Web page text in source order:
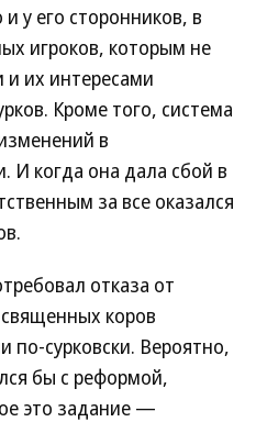
у его сторонников, в
игроков, которым не
и их интересами
Кроме того, система
в
И когда она дала сбой в
за все оказался
отказа от
коров
по-сурковски. Вероятно,
бы с реформой,
это задание —